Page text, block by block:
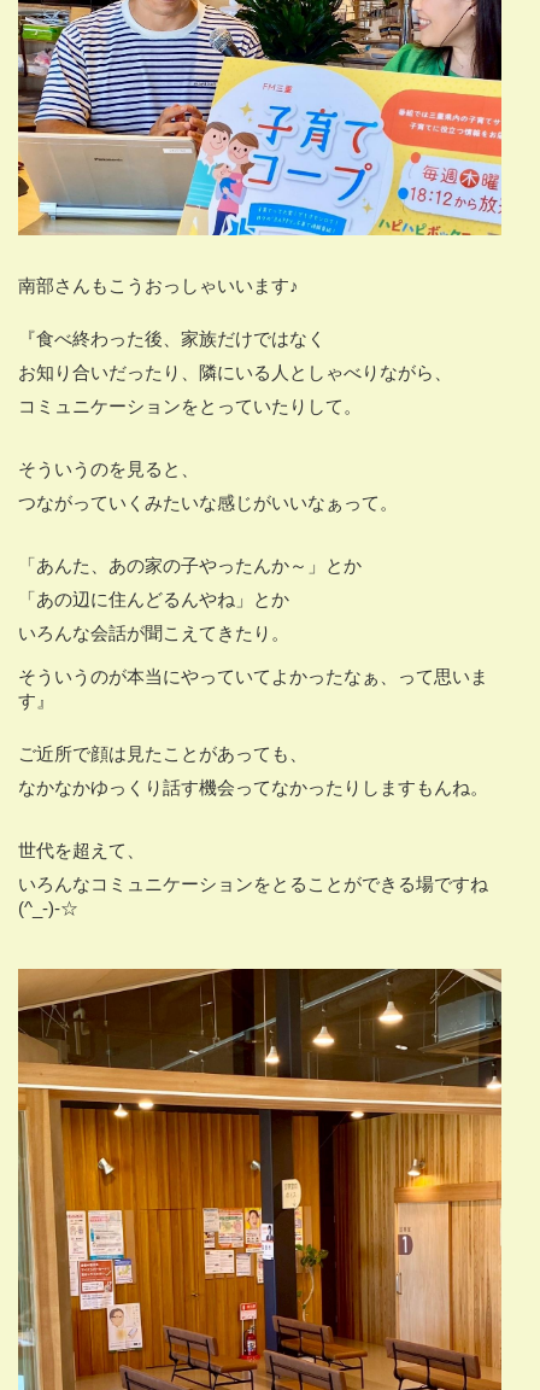
南部さんもこうおっしゃいいます♪
『食べ終わった後、家族だけではなく
お知り合いだったり、隣にいる人としゃべりながら、
コミュニケーションをとっていたりして。
そういうのを見ると、
つながっていくみたいな感じがいいなぁって。
「あんた、あの家の子やったんか～」とか
「あの辺に住んどるんやね」とか
いろんな会話が聞こえてきたり。
そういうのが本当にやっていてよかったなぁ、って思いま
す』
ご近所で顔は見たことがあっても、
なかなかゆっくり話す機会ってなかったりしますもんね。
世代を超えて、
いろんなコミュニケーションをとることができる場ですね
(^_-)-☆